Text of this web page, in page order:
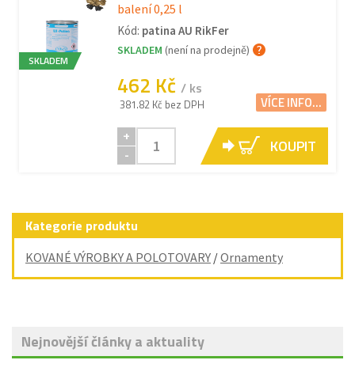
SKLADEM
balení 0,25 l
Kód: patina AU RikFer
SKLADEM (není na prodejně)
462 Kč / ks
381.82 Kč bez DPH VÍCE INFO...
+
-
KOUPIT
Kategorie produktu
KOVANÉ VÝROBKY A POLOTOVARY /Ornamenty
Nejnovější články a aktuality